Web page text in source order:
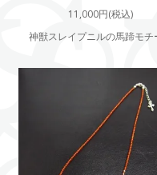
11,000円(税込)
神獣スレイプニルの馬蹄モチ